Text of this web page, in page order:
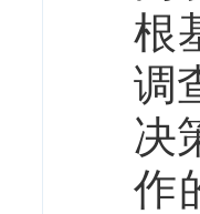
根
调
决
作